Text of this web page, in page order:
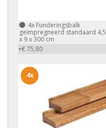
4x Funderingsbalk
geïmpregneerd standaard 4,5
x 9 x 300 cm
+€ 75,80
4x